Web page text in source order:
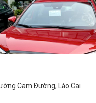
Cam Đường, Lào Cai